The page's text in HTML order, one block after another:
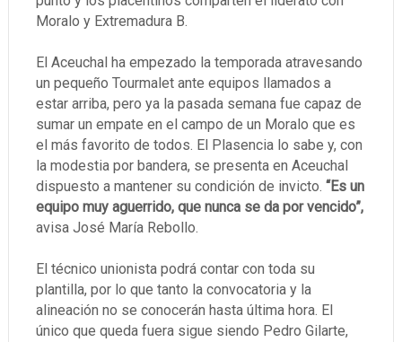
Moralo y Extremadura B.
El Aceuchal ha empezado la temporada atravesando
un pequeño Tourmalet ante equipos llamados a
estar arriba, pero ya la pasada semana fue capaz de
sumar un empate en el campo de un Moralo que es
el más favorito de todos. El Plasencia lo sabe y, con
la modestia por bandera, se presenta en Aceuchal
dispuesto a mantener su condición de invicto. “Es un
equipo muy aguerrido, que nunca se da por vencido”,
avisa José María Rebollo.
El técnico unionista podrá contar con toda su
plantilla, por lo que tanto la convocatoria y la
alineación no se conocerán hasta última hora. El
único que queda fuera sigue siendo Pedro Gilarte,